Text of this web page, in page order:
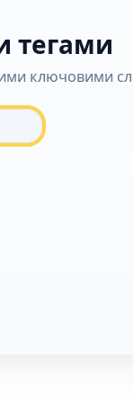
тегами
ключовими